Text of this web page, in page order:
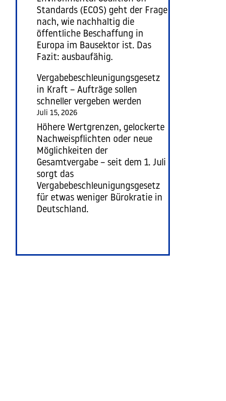
Standards (ECOS) geht der Frage
nach, wie nachhaltig die
öffentliche Beschaffung in
Europa im Bausektor ist. Das
Fazit: ausbaufähig.
Vergabebeschleunigungsgesetz
in Kraft – Aufträge sollen
schneller vergeben werden
Juli 15, 2026
Höhere Wertgrenzen, gelockerte
Nachweispflichten oder neue
Möglichkeiten der
Gesamtvergabe – seit dem 1. Juli
sorgt das
Vergabebeschleunigungsgesetz
für etwas weniger Bürokratie in
Deutschland.